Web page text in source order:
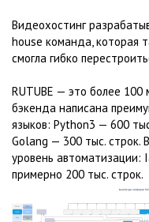
Видеохостинг
house команда, которая
смогла гибко
RUTUBE — это более 100
бэкенда написана
языков: Python3 — 600
Golang — 300 тыс. строк.
уровень автоматизации:
примерно 200 тыс. строк.